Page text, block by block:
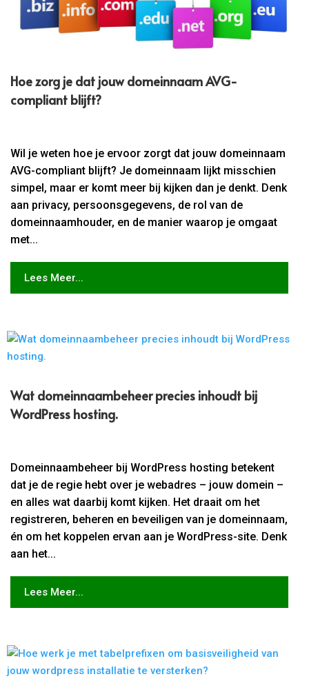
Hoe zorg je dat jouw domeinnaam AVG-
compliant blijft?
Wil je weten hoe je ervoor zorgt dat jouw domeinnaam
AVG-compliant blijft? Je domeinnaam lijkt misschien
simpel, maar er komt meer bij kijken dan je denkt. Denk
aan privacy, persoonsgegevens, de rol van de
domeinnaamhouder, en de manier waarop je omgaat
met...
Lees Meer...
Wat domeinnaambeheer precies inhoudt bij
WordPress hosting.​
Domeinnaambeheer bij WordPress hosting betekent
dat je de regie hebt over je webadres – jouw domein –
en alles wat daarbij komt kijken. Het draait om het
registreren, beheren en beveiligen van je domeinnaam,
én om het koppelen ervan aan je WordPress-site. Denk
aan het...
Lees Meer...